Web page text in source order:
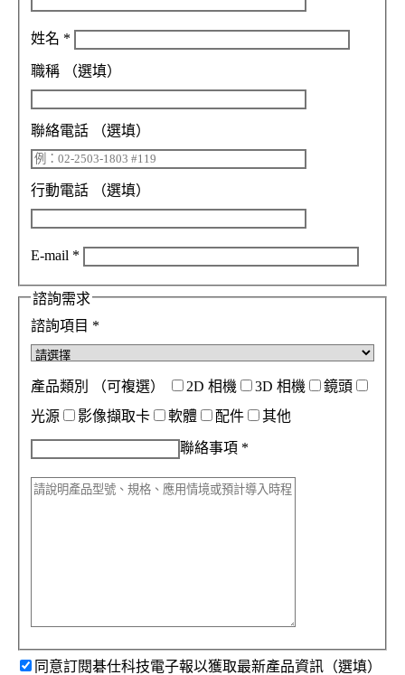
姓名 *
職稱 （選填）
聯絡電話 （選填）
行動電話 （選填）
E-mail *
諮詢需求
諮詢項目 *
產品類別 （可複選） 2D 相機 3D 相機
鏡頭
光源
影像擷取卡 軟體 配件 其他
聯絡事項 *
同意訂閱碁仕科技電子報以獲取最新產品資訊（選填）